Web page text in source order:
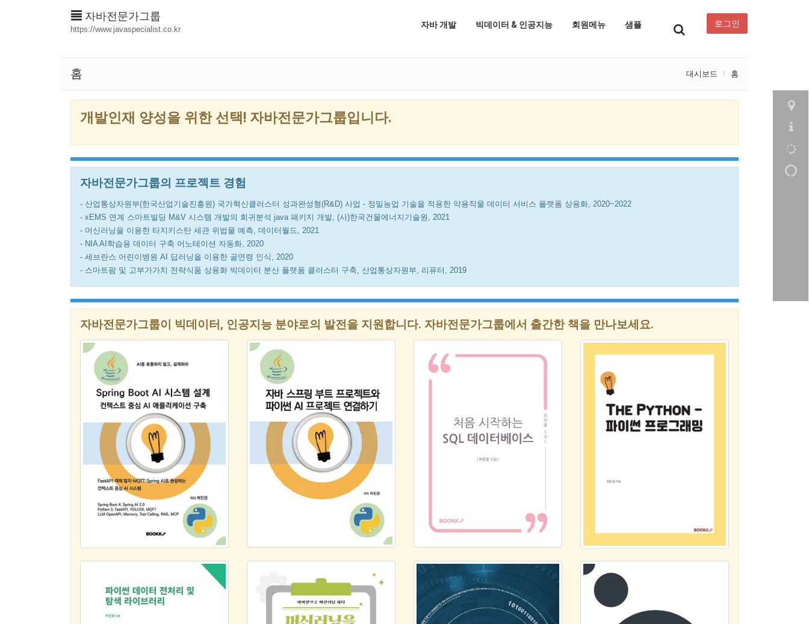
자바전문가그룹
https://www.javaspecialist.co.kr 자바 개발 빅데이터 & 인공지능 회원메뉴 샘플 로그인
홈 대시보드 홈
개발인재 양성을 위한 선택! 자바전문가그룹입니다.
자바전문가그룹의 프로젝트 경험
- 산업통상자원부(한국산업기술진흥원) 국가혁신클러스터 성과완성형(R&D) 사업 - 정밀농업 기술을 적용한 약용작물 데이터 서비스 플랫폼 상용화, 2020~2022
- xEMS 연계 스마트빌딩 M&V 시스템 개발의 회귀분석 java 패키지 개발, (사)한국건물에너지기술원, 2021
- 머신러닝을 이용한 타지키스탄 세관 위법물 예측, 데이터월드, 2021
- NIA AI학습용 데이터 구축 어노테이션 자동화, 2020
- 세브란스 어린이병원 AI 딥러닝을 이용한 골연령 인식, 2020
- 스마트팜 및 고부가가치 전략식품 상용화 빅데이터 분산 플랫폼 클러스터 구축, 산업통상자원부, 리퓨터, 2019
자바전문가그룹이 빅데이터, 인공지능 분야로의 발전을 지원합니다. 자바전문가그룹에서 출간한 책을 만나보세요.